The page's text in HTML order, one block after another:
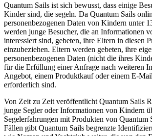
Quantum Sails ist sich bewusst, dass einige
Kinder sind, die segeln. Da Quantum Sails
personenbezogenen Daten von Kindern unter
werden junge Besucher, die an Informationen
interessiert sind, gebeten, ihre Eltern in diesen
einzubeziehen. Eltern werden gebeten, ihre
personenbezogenen Daten (nicht die ihres
für die Erfüllung einer Anfrage nach weiteren
Angebot, einem Produktkauf oder einem E-
erforderlich sind.
Von Zeit zu Zeit veröffentlicht Quantum Sails
junge Segler oder Informationen von Kindern
Segelerfahrungen mit Produkten von Quantum
Fällen gibt Quantum Sails begrenzte